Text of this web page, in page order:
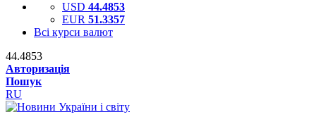
USD 44.4853
EUR 51.3357
Всі курси валют
44.4853
Авторизація
Пошук
RU